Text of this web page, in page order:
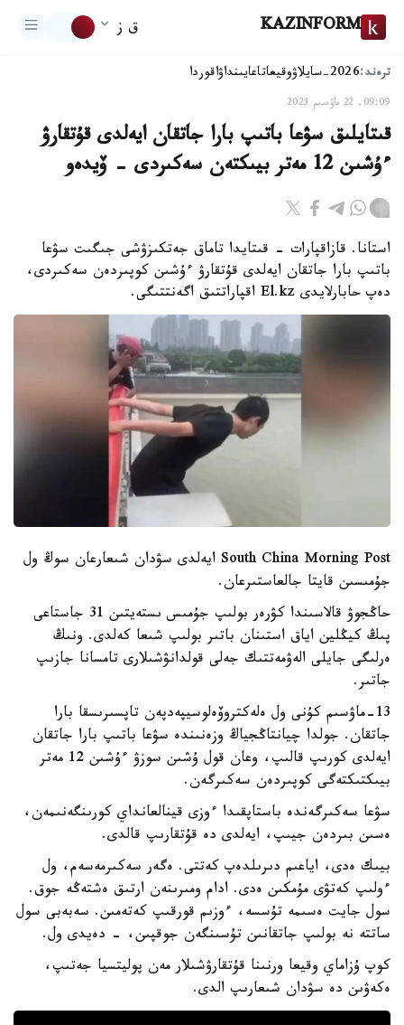
KAZINFORM ق ز
ترەند:2026-سايلاۋ وقيعاتاعايىنداۋاقوردا
09:09, 22 ماۋسىم 2023
قىتايلىق سۋعا باتىپ بارا جاتقان ايەلدى قۇتقارۋ
ءۇشىن 12 مەتر بيىكتەن سەكىردى - ۆيدەو
استانا. قازاقپارات - قىتايدا تاماق جەتكىزۋشى جىگىت سۋعا
باتىپ بارا جاتقان ايەلدى قۇتقارۋ ءۇشىن كوپىردەن سەكىردى،
دەپ حابارلايدى El.kz اقپاراتتىق اگەنتتىگى.
South China Morning Post ايەلدى سۋدان شىعارعان سوڭ ول
جۇمىسىن قايتا جالعاستىرعان.
حاڭجوۋ قالاسىندا كۋرەر بولىپ جۇمىس ىستەيتىن 31 جاستاعى
پىڭ كيڭلين اياق استىنان باتىر بولىپ شىعا كەلدى. ونىڭ
ەرلىگى جايلى الەۋمەتتىك جەلى قولدانۋشىلارى تامسانا جازىپ
جاتىر.
13-ماۋسىم كۇنى ول ەلەكتروۆەلوسيپەدپەن تاپسىرىسقا بارا
جاتقان. جولدا چيانتاڭجياڭ وزەنىندە سۋعا باتىپ بارا جاتقان
ايەلدى كورىپ قالىپ، وعان قول ۇشىن سوزۋ ءۇشىن 12 مەتر
بيىكتىكتەگى كوپىردەن سەكىرگەن.
سۋعا سەكىرگەندە باستاپقىدا ءوزى قينالعانداي كورىنگەنىمەن،
ەسىن بىردەن جيىپ، ايەلدى دە قۇتقارىپ قالدى.
بيىك ەدى، اياعىم دىرىلدەپ كەتتى. ەگەر سەكىرمەسەم، ول
ءولىپ كەتۋى مۇمكىن ەدى. ادام ومىرىنەن ارتىق ەشتەڭە جوق.
سول جايت ەسىمە تۇسسە، ءوزىم قورقىپ كەتەمىن. سەبەبى سول
ساتتە نە بولىپ جاتقانىن تۇسىنگەن جوقپىن، - دەيدى ول.
كوپ ۇزاماي وقيعا ورنىنا قۇتقارۋشىلار مەن پوليتسيا جەتىپ،
ەكەۋىن دە سۋدان شىعارىپ الدى.